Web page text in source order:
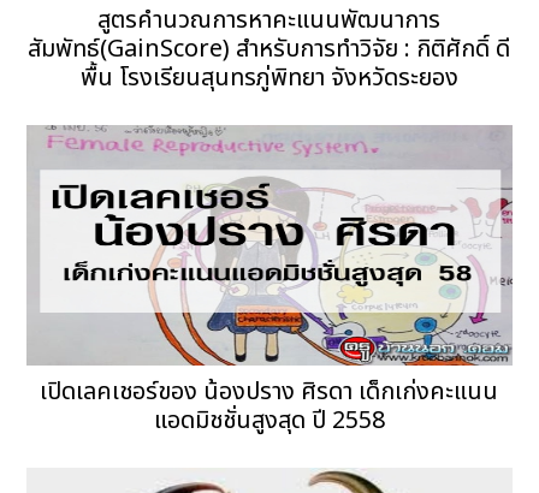
สูตรคำนวณการหาคะแนนพัฒนาการ
สัมพัทธ์(GainScore) สำหรับการทำวิจัย : กิติศักดิ์ ดี
พื้น โรงเรียนสุนทรภู่พิทยา จังหวัดระยอง
เปิดเลคเชอร์ของ น้องปราง ศิรดา เด็กเก่งคะแนน
แอดมิชชั่นสูงสุด ปี 2558